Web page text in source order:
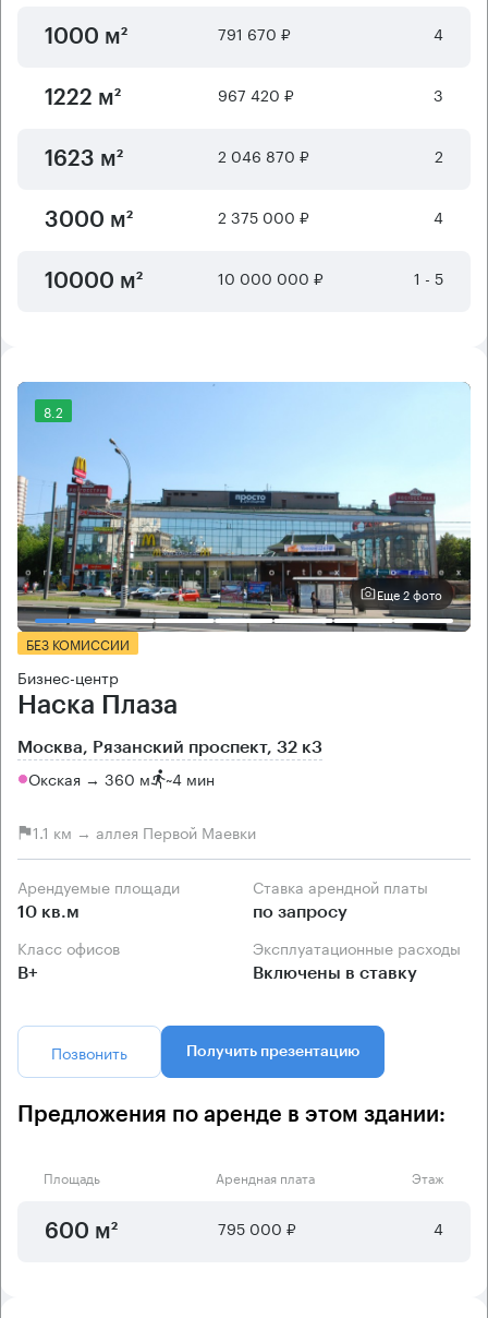
1000 м² 791 670 ₽ 4
1222 м² 967 420 ₽ 3
1623 м² 2 046 870 ₽ 2
3000 м² 2 375 000 ₽ 4
10000 м² 10 000 000 ₽ 1 - 5
8.2
Еще 2 фото
БЕЗ КОМИССИИ
Бизнес-центр
Наска Плаза
Москва, Рязанский проспект, 32 к3
Окская → 360 м ~4 мин
1.1 км → аллея Первой Маевки
Арендуемые площади
10 кв.м
Ставка арендной платы
по запросу
Класс офисов
B+
Эксплуатационные расходы
Включены в ставку
Позвонить Получить презентацию
Предложения по аренде в этом здании:
Площадь Арендная плата Этаж
600 м² 795 000 ₽ 4